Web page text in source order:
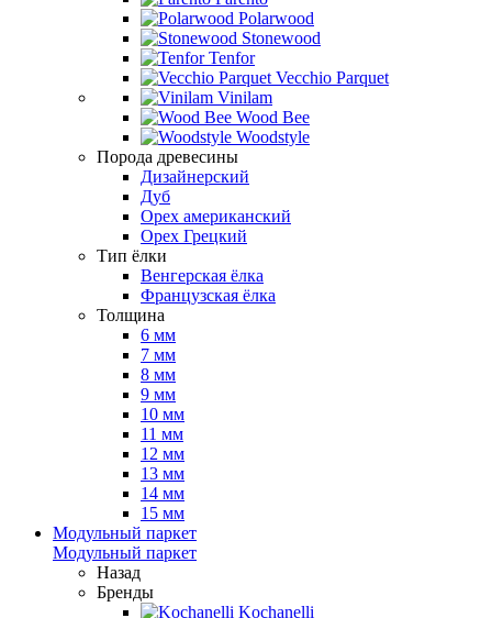
Polarwood
Stonewood
Tenfor
Vecchio Parquet
Vinilam
Wood Bee
Woodstyle
Порода древесины
Дизайнерский
Дуб
Орех американский
Орех Грецкий
Тип ёлки
Венгерская ёлка
Французская ёлка
Толщина
6 мм
7 мм
8 мм
9 мм
10 мм
11 мм
12 мм
13 мм
14 мм
15 мм
Модульный паркет
Модульный паркет
Назад
Бренды
Kochanelli